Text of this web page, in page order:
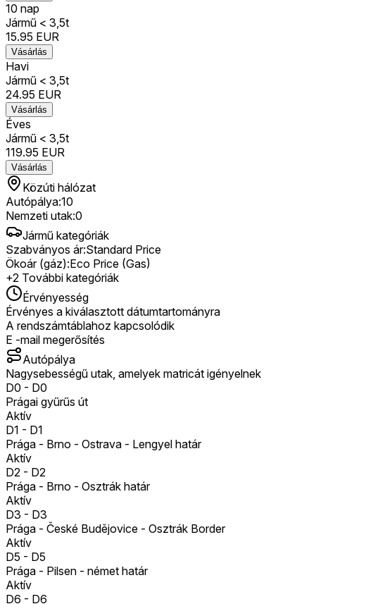
10 nap
Jármű < 3,5t
15.95 EUR
Vásárlás
Havi
Jármű < 3,5t
24.95 EUR
Vásárlás
Éves
Jármű < 3,5t
119.95 EUR
Vásárlás
Közúti hálózat
Autópálya:10
Nemzeti utak:0
Jármű kategóriák
Szabványos ár:Standard Price
Ökoár (gáz):Eco Price (Gas)
+2 További kategóriák
Érvényesség
Érvényes a kiválasztott dátumtartományra
A rendszámtáblahoz kapcsolódik
E -mail megerősítés
Autópálya
Nagysebességű utak, amelyek matricát igényelnek
D0 - D0
Prágai gyűrűs út
Aktív
D1 - D1
Prága - Brno - Ostrava - Lengyel határ
Aktív
D2 - D2
Prága - Brno - Osztrák határ
Aktív
D3 - D3
Prága - České Budějovice - Osztrák Border
Aktív
D5 - D5
Prága - Pilsen - német határ
Aktív
D6 - D6